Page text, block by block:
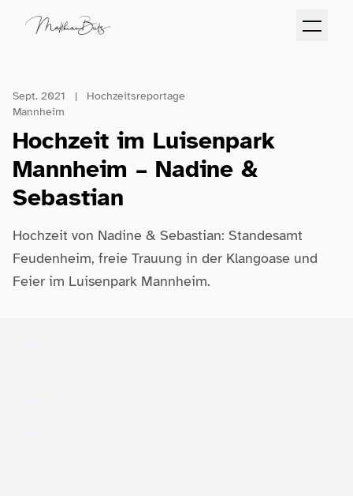
Sept. 2021 |
Hochzeitsreportage
Mannheim
Hochzeit im Luisenpark
Mannheim – Nadine &
Sebastian
Hochzeit von Nadine & Sebastian: Standesamt
Feudenheim, freie Trauung in der Klangoase und
Feier im Luisenpark Mannheim.